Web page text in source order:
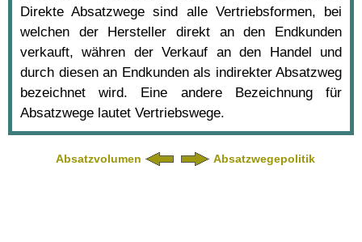
Direkte Absatzwege sind alle Vertriebsformen, bei
welchen der Hersteller direkt an den Endkunden
verkauft, währen der Verkauf an den Handel und
durch diesen an Endkunden als indirekter Absatzweg
bezeichnet wird. Eine andere Bezeichnung für
Absatzwege lautet Vertriebswege.
Absatzvolumen Absatzwegepolitik